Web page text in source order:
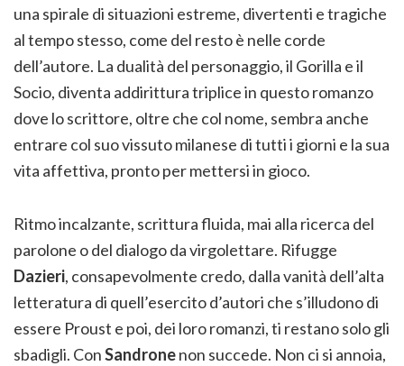
una spirale di situazioni estreme, divertenti e tragiche
al tempo stesso, come del resto è nelle corde
dell’autore. La dualità del personaggio, il Gorilla e il
Socio, diventa addirittura triplice in questo romanzo
dove lo scrittore, oltre che col nome, sembra anche
entrare col suo vissuto milanese di tutti i giorni e la sua
vita affettiva, pronto per mettersi in gioco.
Ritmo incalzante, scrittura fluida, mai alla ricerca del
parolone o del dialogo da virgolettare. Rifugge
Dazieri, consapevolmente credo, dalla vanità dell’alta
letteratura di quell’esercito d’autori che s’illudono di
essere Proust e poi, dei loro romanzi, ti restano solo gli
sbadigli. ConSandronenon succede. Non ci si annoia,